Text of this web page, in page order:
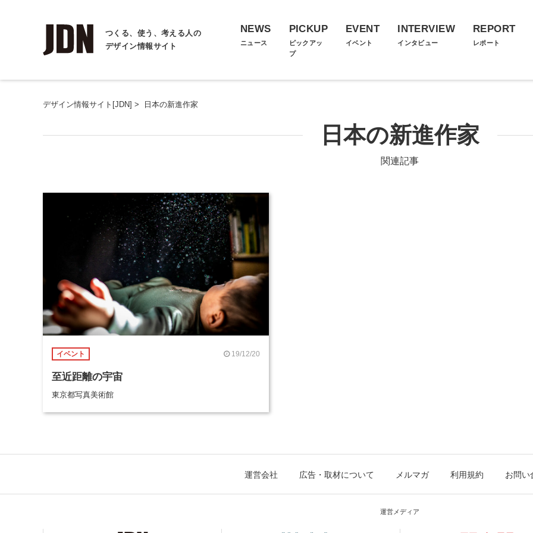
つくる、使う、考える人の
デザイン情報サイト
NEWS
ニュース
PICKUP
ピックアッ
プ
EVENT
イベント
INTERVIEW
インタビュー
REPORT
レポート
デザイン情報サイト[JDN] > 日本の新進作家
日本の新進作家
関連記事
イベント 19/12/20
至近距離の宇宙
東京都写真美術館
運営会社 広告・取材について メルマガ 利用規約 お問い
運営メディア